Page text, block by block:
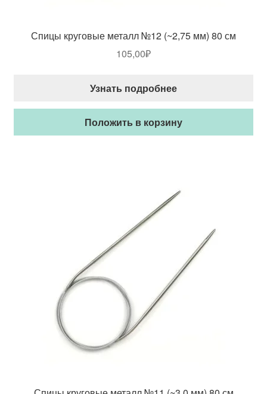
Спицы круговые металл №12 (~2,75 мм) 80 см
105,00₽
Узнать подробнее
Положить в корзину